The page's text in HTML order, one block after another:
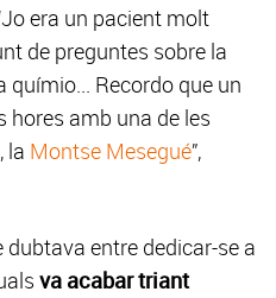
era un pacient molt
de preguntes sobre la
Recordo que un
hores amb una de les
la Montse Mesegué”,
entre dedicar-se a
va acabar triant